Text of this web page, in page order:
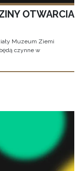
OTWARCIA
Muzeum Ziemi
czynne w